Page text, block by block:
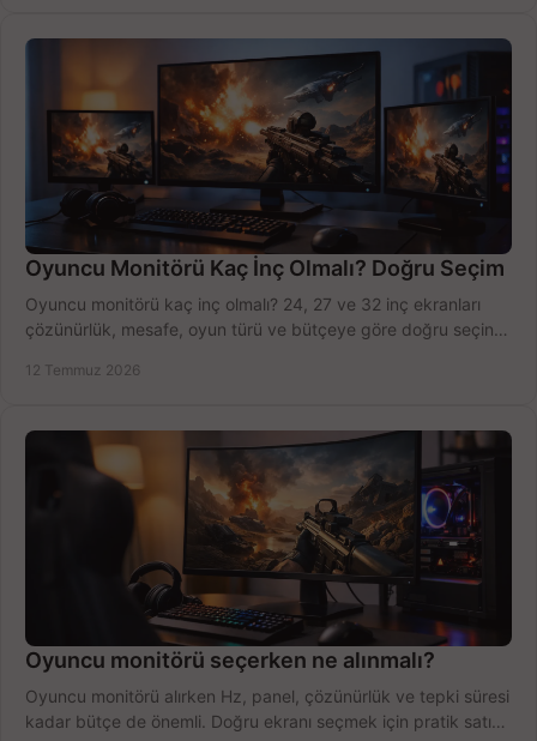
Oyuncu Monitörü Kaç İnç Olmalı? Doğru Seçim
Oyuncu monitörü kaç inç olmalı? 24, 27 ve 32 inç ekranları
çözünürlük, mesafe, oyun türü ve bütçeye göre doğru seçin,
12 Temmuz 2026
Oyuncu monitörü seçerken ne alınmalı?
Oyuncu monitörü alırken Hz, panel, çözünürlük ve tepki süresi
kadar bütçe de önemli. Doğru ekranı seçmek için pratik satın